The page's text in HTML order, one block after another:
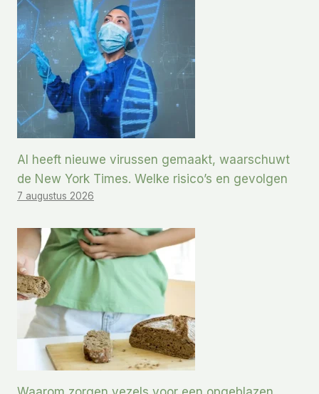
AI heeft nieuwe virussen gemaakt, waarschuwt
de New York Times. Welke risico’s en gevolgen
7 augustus 2026